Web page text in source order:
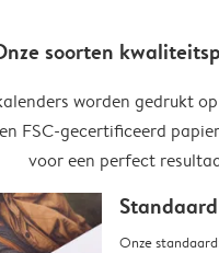
soorten
worden gedrukt
FSC-gecertificeerd
voor een perfect
Standaard
Onze